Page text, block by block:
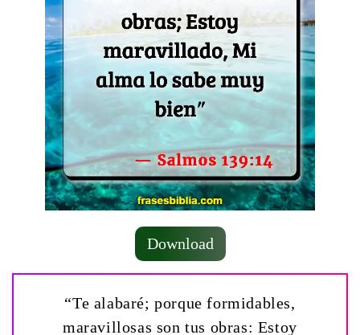
Download
“Te alabaré; porque formidables,
maravillosas son tus obras: Estoy